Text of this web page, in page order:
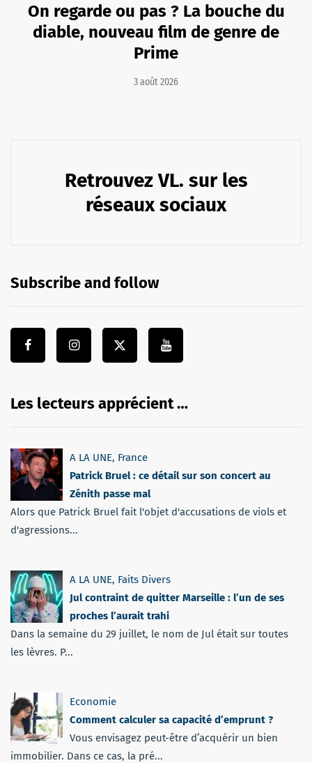
On regarde ou pas ? La bouche du
diable, nouveau film de genre de
Prime
3 août 2026
Retrouvez VL. sur les
réseaux sociaux
Subscribe and follow
Les lecteurs apprécient …
A LA UNE, France
Patrick Bruel : ce détail sur son concert au
Zénith passe mal
Alors que Patrick Bruel fait l'objet d'accusations de viols et
d'agressions...
A LA UNE, Faits Divers
Jul contraint de quitter Marseille : l’un de ses
proches l’aurait trahi
Dans la semaine du 29 juillet, le nom de Jul était sur toutes
les lèvres. P...
Economie
Comment calculer sa capacité d’emprunt ?
Vous envisagez peut-être d’acquérir un bien
immobilier. Dans ce cas, la pré...